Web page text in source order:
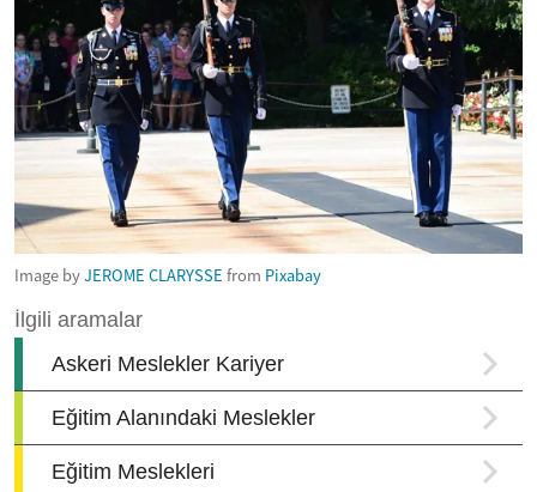
Image byJEROME CLARYSSE from Pixabay